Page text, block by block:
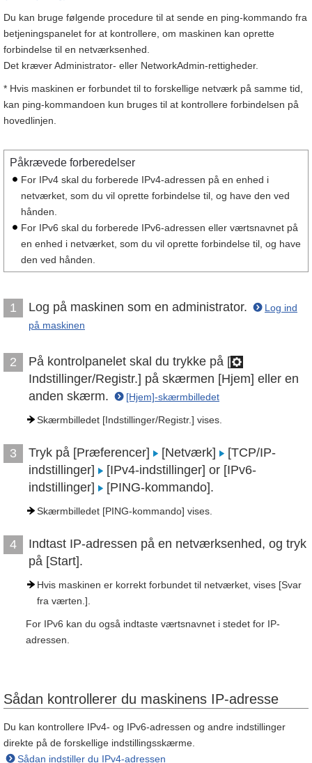
Du kan bruge følgende procedure til at sende en ping-kommando fra
betjeningspanelet for at kontrollere, om maskinen kan oprette
forbindelse til en netværksenhed.
Det kræver Administrator- eller NetworkAdmin-rettigheder.
* Hvis maskinen er forbundet til to forskellige netværk på samme tid,
kan ping-kommandoen kun bruges til at kontrollere forbindelsen på
hovedlinjen.
Påkrævede forberedelser
For IPv4 skal du forberede IPv4-adressen på en enhed i
netværket, som du vil oprette forbindelse til, og have den ved
hånden.
For IPv6 skal du forberede IPv6-adressen eller værtsnavnet på
en enhed i netværket, som du vil oprette forbindelse til, og have
den ved hånden.
1 Log på maskinen som en administrator.
Log ind
på maskinen
2
På kontrolpanelet skal du trykke på [
Indstillinger/Registr.] på skærmen [Hjem] eller en
anden skærm.
[Hjem]-skærmbilledet
Skærmbilledet [Indstillinger/Registr.] vises.
3 Tryk på [Præferencer] [Netværk]
[TCP/IP-
indstillinger]
[IPv4-indstillinger] or [IPv6-
indstillinger]
[PING-kommando].
Skærmbilledet [PING-kommando] vises.
4
Indtast IP-adressen på en netværksenhed, og tryk
på [Start].
Hvis maskinen er korrekt forbundet til netværket, vises [Svar
fra værten.].
For IPv6 kan du også indtaste værtsnavnet i stedet for IP-
adressen.
Sådan kontrollerer du maskinens IP-adresse
Du kan kontrollere IPv4- og IPv6-adressen og andre indstillinger
direkte på de forskellige indstillingsskærme.
Sådan indstiller du IPv4-adressen